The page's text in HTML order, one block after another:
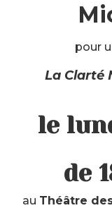
pour
La Clarté
le
de
au Théâtre